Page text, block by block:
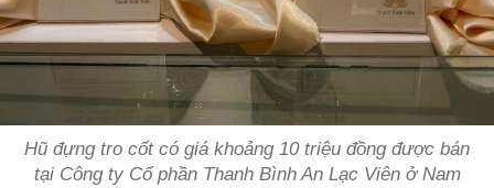
Hũ đựng tro cốt có giá khoảng 10 triệu đồng được bán
tại Công ty Cổ phần Thanh Bình An Lạc Viên ở Nam